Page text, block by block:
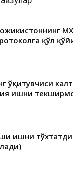
қўл
ўқитувчиси
ишни
ишни тўхтатди